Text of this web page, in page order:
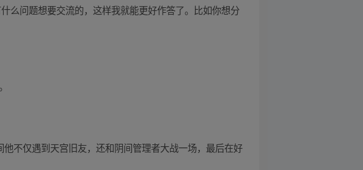
么问题想要交流的，这样我就能更好作答了。比如你想分
不仅遇到天宫旧友，还和阴间管理者大战一场，最后在好